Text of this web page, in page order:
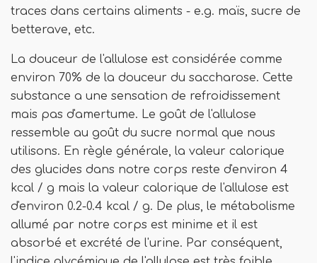
traces dans certains aliments - e.g. maïs, sucre de
betterave, etc.
La douceur de l'allulose est considérée comme
environ 70% de la douceur du saccharose. Cette
substance a une sensation de refroidissement
mais pas d'amertume. Le goût de l'allulose
ressemble au goût du sucre normal que nous
utilisons. En règle générale, la valeur calorique
des glucides dans notre corps reste d'environ 4
kcal / g mais la valeur calorique de l'allulose est
d'environ 0.2-0.4 kcal / g. De plus, le métabolisme
allumé par notre corps est minime et il est
absorbé et excrété de l'urine. Par conséquent,